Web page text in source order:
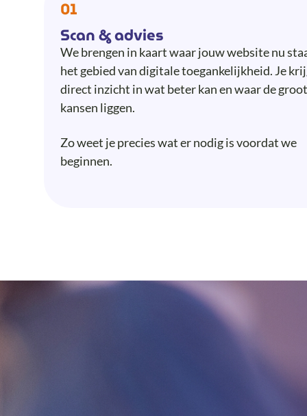
01
Scan & advies
We brengen in kaart waar jouw website nu
het gebied van digitale toegankelijkheid. Je
direct inzicht in wat beter kan en waar de
kansen liggen.
Zo weet je precies wat er nodig is voordat we
beginnen.